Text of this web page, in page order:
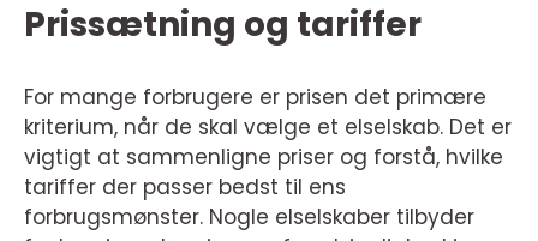
Prissætning og tariffer
For mange forbrugere er prisen det primære
kriterium, når de skal vælge et elselskab. Det er
vigtigt at sammenligne priser og forstå, hvilke
tariffer der passer bedst til ens
forbrugsmønster. Nogle elselskaber tilbyder